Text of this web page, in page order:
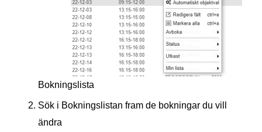
Bokningslista
Sök i Bokningslistan fram de bokningar du vill
ändra